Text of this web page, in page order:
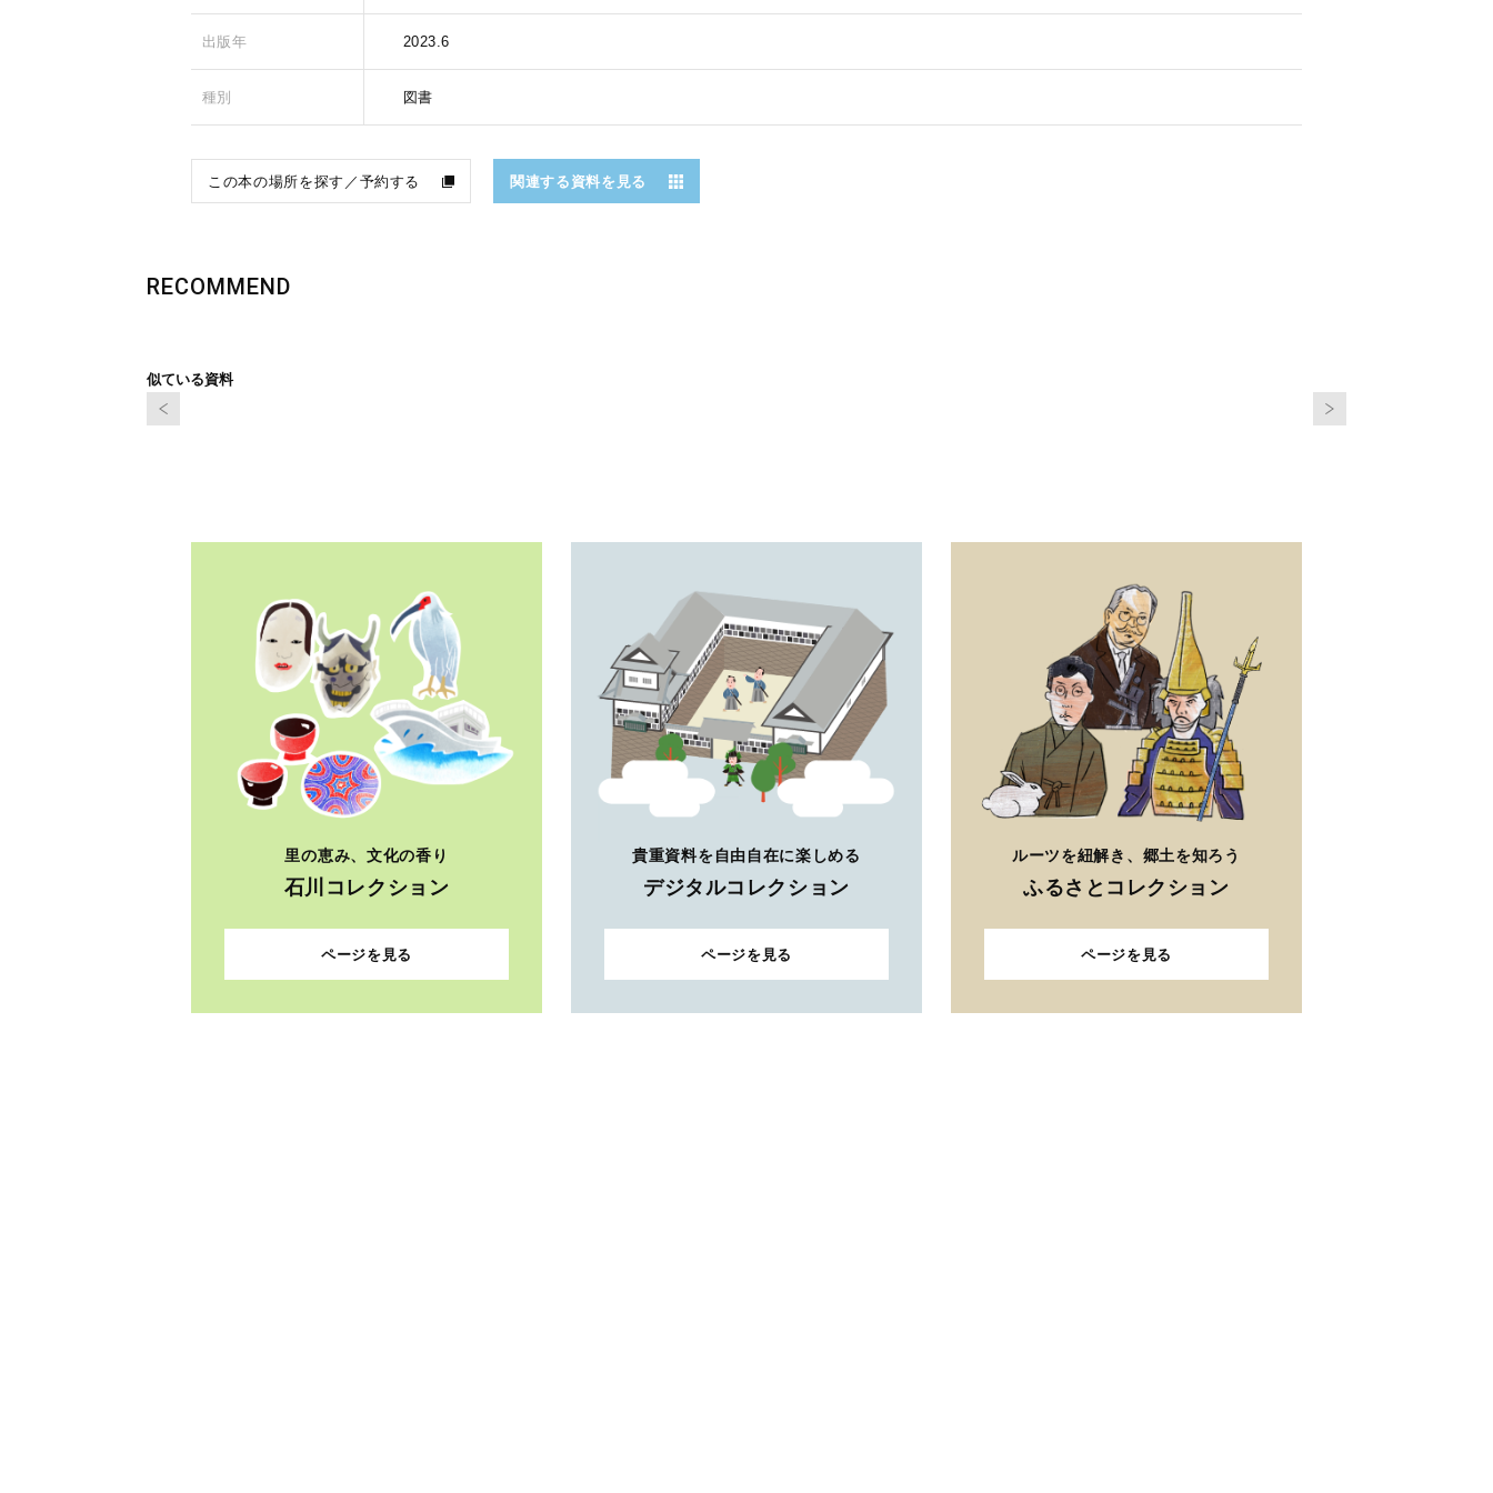
出版年 2023.6
種別 図書
この本の場所を探す／予約する 関連する資料を見る
RECOMMEND
似ている資料
里の恵み、文化の香り
石川コレクション
ページを見る
貴重資料を自由自在に楽しめる
デジタルコレクション
ページを見る
ルーツを紐解き、郷土を知ろう
ふるさとコレクション
ページを見る